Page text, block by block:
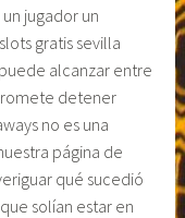
jugador un
gratis sevilla
alcanzar entre
detener
no es una
página de
qué sucedió
solían estar en